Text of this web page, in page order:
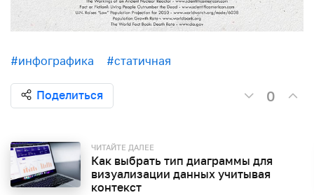
#инфографика #статичная
Поделиться 0
ЧИТАЙТЕ ДАЛЕЕ
Как выбрать тип диаграммы для
визуализации данных учитывая
контекст